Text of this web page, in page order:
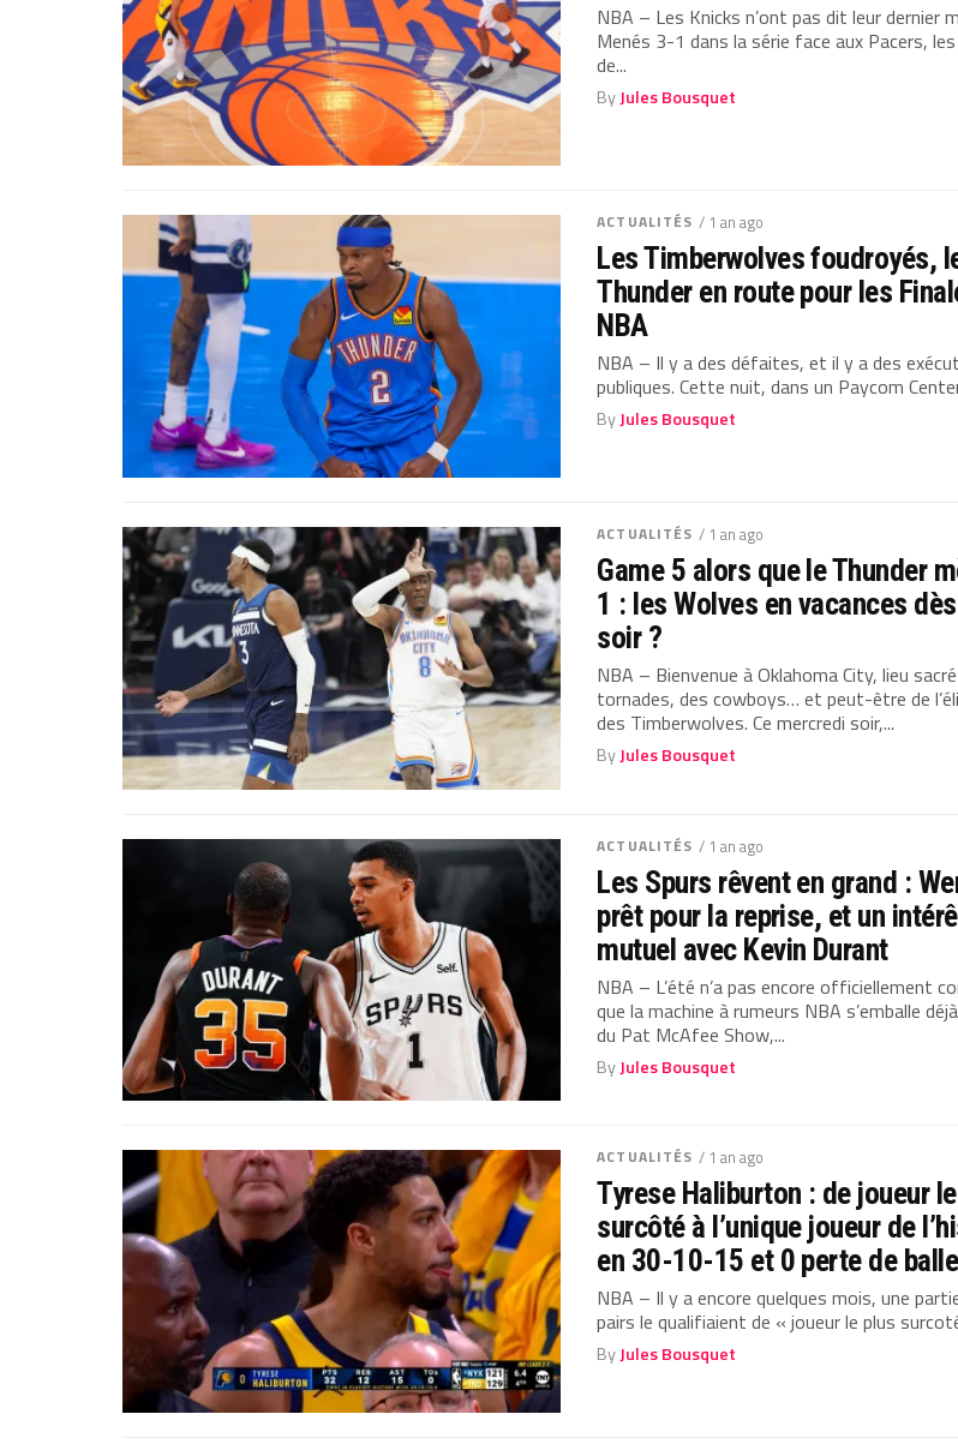
NBA – Les Knicks n’ont pas dit leur dernier
Menés 3-1 dans la série face aux Pacers,
de...
ByJules Bousquet
ACTUALITÉS / 1 an ago
Les Timberwolves foudroyés,
Thunder en route pour les
NBA
NBA – Il y a des défaites, et il y a des
publiques. Cette nuit, dans un Paycom
ByJules Bousquet
ACTUALITÉS / 1 an ago
Game 5 alors que le Thunder
1 : les Wolves en vacances
soir ?
NBA – Bienvenue à Oklahoma City, lieu
tornades, des cowboys… et peut-être de
des Timberwolves. Ce mercredi soir,...
ByJules Bousquet
ACTUALITÉS / 1 an ago
Les Spurs rêvent en grand :
prêt pour la reprise, et un
mutuel avec Kevin Durant
NBA – L’été n’a pas encore officiellement
que la machine à rumeurs NBA s’emballe
du Pat McAfee Show,...
ByJules Bousquet
ACTUALITÉS / 1 an ago
Tyrese Haliburton : de joueur
surcôté à l’unique joueur de
en 30-10-15 et 0 perte de balle
NBA – Il y a encore quelques mois, une
pairs le qualifiaient de « joueur le plus
ByJules Bousquet